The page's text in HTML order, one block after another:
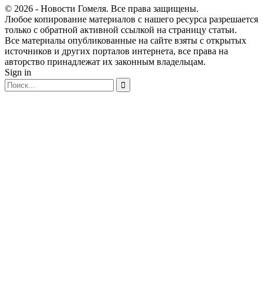
© 2026 - Новости Гомеля. Все права защищены.
Любое копирование материалов с нашего ресурса разрешается
только с обратной активной ссылкой на страницу статьи.
Все материалы опубликованные на сайте взяты с открытых
источников и других порталов интернета, все права на
авторство принадлежат их законным владельцам.
Sign in